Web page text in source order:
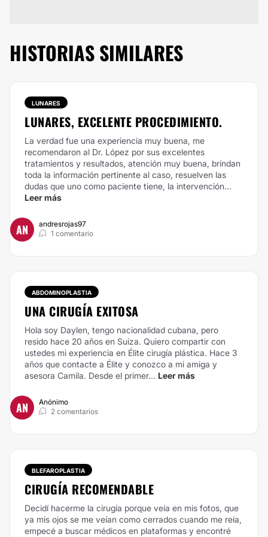
HISTORIAS SIMILARES
LUNARES
LUNARES, EXCELENTE PROCEDIMIENTO.
La verdad fue una experiencia muy buena, me
recomendaron al Dr. López por sus excelentes
tratamientos y resultados, atención muy buena, brindan
toda la información pertinente al caso, resuelven las
dudas que uno como paciente tiene, la intervención...
Leer más
AN
andresrojas97
1 comentario
ABDOMINOPLASTIA
UNA CIRUGÍA EXITOSA
Hola soy Daylen, tengo nacionalidad cubana, pero
resido hace 20 años en Suiza. Quiero compartir con
ustedes mi experiencia en Élite cirugía plástica. Hace 3
años que contacte a Élite y conozco a mi amiga y
asesora Camila. Desde el primer... Leer más
AN
Anónimo
2 comentarios
BLEFAROPLASTIA
CIRUGÍA RECOMENDABLE
Decidí hacerme la cirugía porque veía en mis fotos, que
ya mis ojos se me veían como cerrados cuando me reía,
empecé a buscar médicos en plataformas y encontré